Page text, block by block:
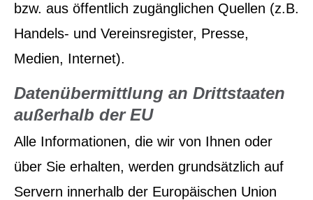
bzw. aus öffentlich zugänglichen Quellen (z.B.
Handels- und Vereinsregister, Presse,
Medien, Internet).
Datenübermittlung an Drittstaaten
außerhalb der EU
Alle Informationen, die wir von Ihnen oder
über Sie erhalten, werden grundsätzlich auf
Servern innerhalb der Europäischen Union